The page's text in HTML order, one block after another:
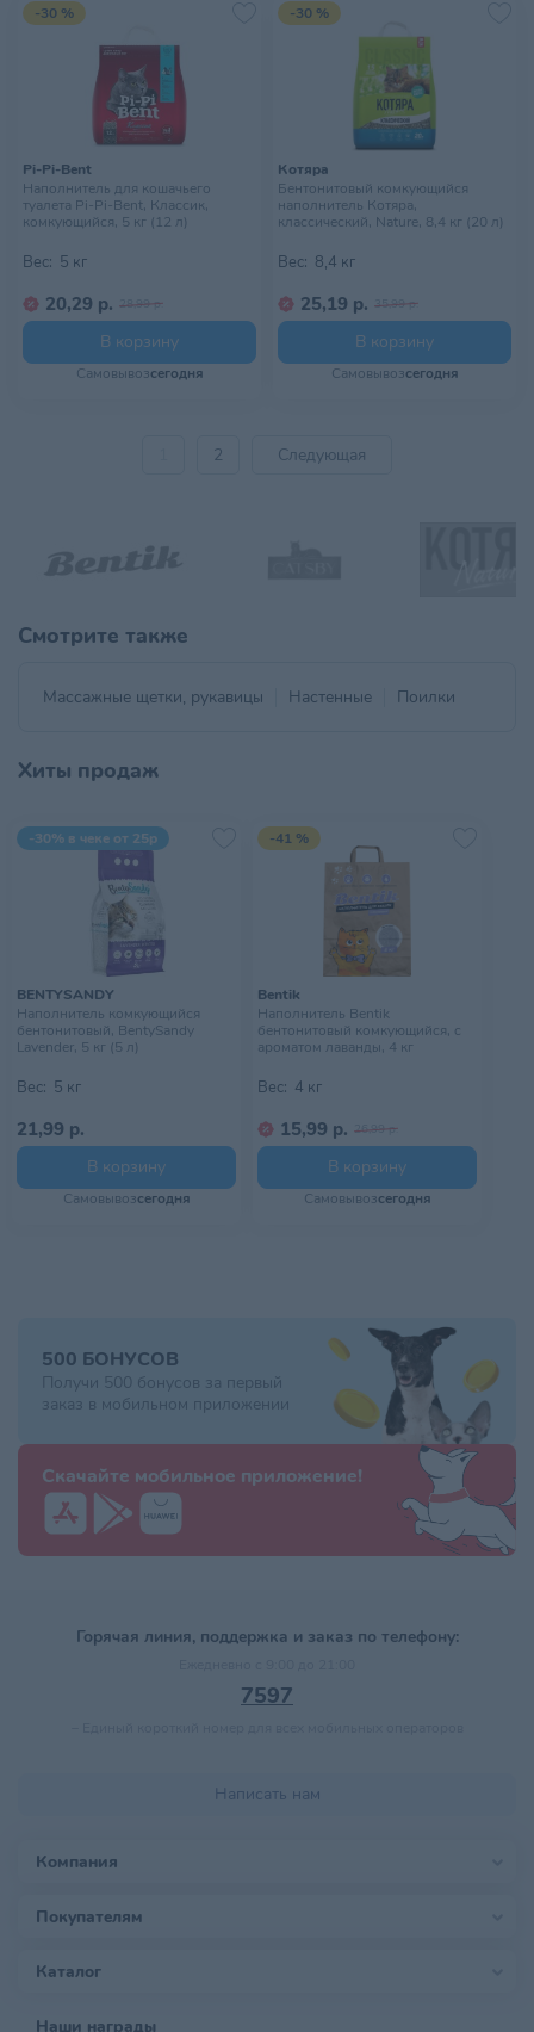
-30 %
Pi-Pi-Bent
Наполнитель для кошачьего
туалета Pi-Pi-Bent, Классик,
комкующийся, 5 кг (12 л)
Вес: 5 кг
20,29 р. 28,99 р.
В корзину
Самовывозсегодня
-30 %
Котяра
Бентонитовый комкующийся
наполнитель Котяра,
классический, Nature, 8,4 кг (20 л)
Вес: 8,4 кг
25,19 р. 35,99 р.
В корзину
Самовывозсегодня
2 Следующая
Смотрите также
Массажные щетки, рукавицы Настенные Поилки
Хиты продаж
-30% в чеке от 25р
BENTYSANDY
Наполнитель комкующийся
бентонитовый, BentySandy
Lavender, 5 кг (5 л)
Вес: 5 кг
21,99 р.
В корзину
Самовывозсегодня
-41 %
Bentik
Наполнитель Bentik
бентонитовый комкующийся, с
ароматом лаванды, 4 кг
Вес: 4 кг
15,99 р. 26,99 р.
В корзину
Самовывозсегодня
500 БОНУСОВ
Получи 500 бонусов за первый
заказ в мобильном приложении
Скачайте мобильное приложение!
Горячая линия, поддержка и заказ по телефону:
7597
Написать нам
Компания
Покупателям
Каталог
Наши награды